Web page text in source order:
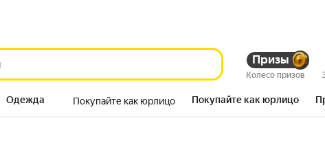
Призы
Колесо призов
Одежда Покупайте как юрлицо Покупайте как юрлицо